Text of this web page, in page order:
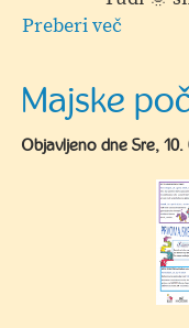
Preberi več
vrta
pri
Rožle
Majske
Objavljeno dne Sre,